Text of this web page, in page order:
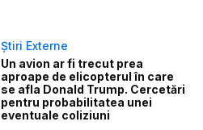
Știri Externe
Un avion ar fi trecut prea
aproape de elicopterul în care
se afla Donald Trump. Cercetări
pentru probabilitatea unei
eventuale coliziuni